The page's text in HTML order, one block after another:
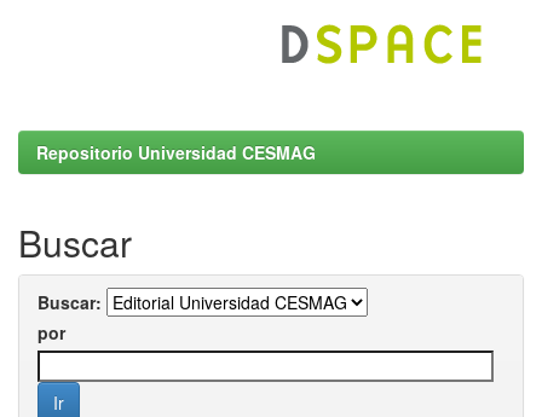
Repositorio Universidad CESMAG
Buscar
Buscar:
por